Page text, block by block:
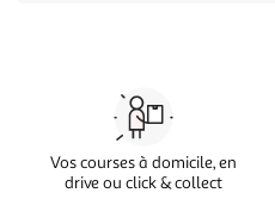
Vos courses à domicile, en
drive ou click & collect